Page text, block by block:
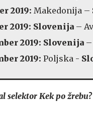
2019: Makedonija –
2019: Slovenija –
2019: Slovenija
2019: Poljska -
selektor Kek po žrebu?